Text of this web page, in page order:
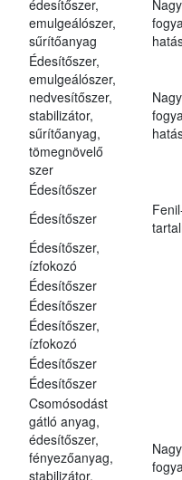
édesítőszer,
emulgeálószer,
sűrítőanyag
Édesítőszer,
emulgeálószer,
nedvesítőszer,
stabilizátor,
sűrítőanyag,
tömegnövelő
szer
Édesítőszer
Édesítőszer
Édesítőszer,
ízfokozó
Édesítőszer
Édesítőszer
Édesítőszer,
ízfokozó
Édesítőszer
Édesítőszer
Csomósodást
gátló anyag,
édesítőszer,
fényezőanyag,
stabilizátor,